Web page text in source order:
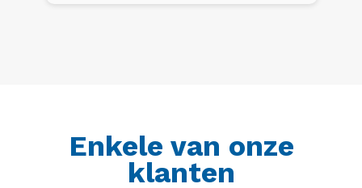
Enkele van onze
klanten